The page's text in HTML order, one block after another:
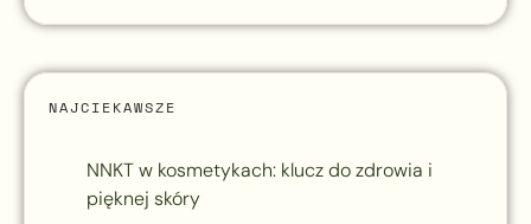
NAJCIEKAWSZE
NNKT w kosmetykach: klucz do zdrowia i
pięknej skóry